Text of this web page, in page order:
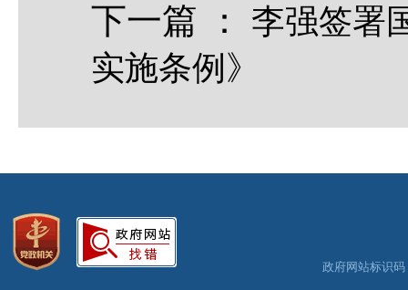
下一篇 ： 李强签署
实施条例》
政府网站标识码